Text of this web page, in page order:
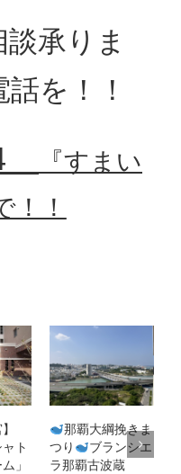
承りま
を！！
『すまい
！！
ま
エ
2024年国場げん
きまつり
2024.09.12